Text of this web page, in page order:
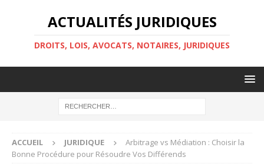
ACTUALITÉS JURIDIQUES
DROITS, LOIS, AVOCATS, NOTAIRES, JURIDIQUES
ACCUEIL JURIDIQUE
Arbitrage vs Médiation : Choisir la
Bonne Procédure pour Résoudre Vos Différends